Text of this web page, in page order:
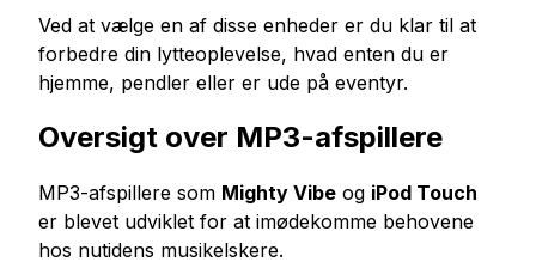
Køb tiktok live views
Køb Twitch Følgere
Køb visninger af Twitch Livestream
Ved at vælge en af disse enheder er du klar til at
forbedre din lytteoplevelse, hvad enten du er
hjemme, pendler eller er ude på eventyr.
Oversigt over MP3-afspillere
MP3-afspillere som Mighty Vibe og iPod Touch
er blevet udviklet for at imødekomme behovene
hos nutidens musikelskere.